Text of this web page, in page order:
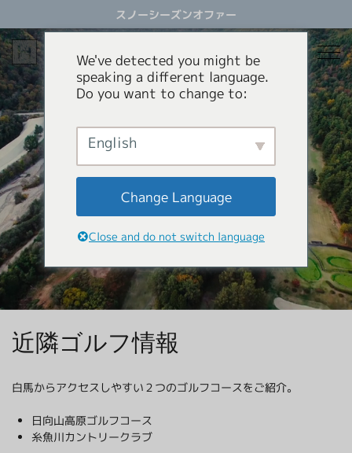
ッ
プ
す
る
スノーシーズンオファー
SNOW SEASON
宿泊
スノーシーズン
ホテル
貸別荘
アパートメントホテル
レストラン
アクティビティ
スノーシーズン
パラグライダー
岩岳スウィング
クロスカントリースキー
温泉
もっと見る
オファー
コンシェルジュサービス
HHGについて
HHGについて
最新情報
近隣ゴルフ情報
白馬からアクセスしやすい２つのゴルフコースをご紹介。
日向山高原ゴルフコース
糸魚川カントリークラブ
We've detected you might be
speaking a different language.
Do you want to change to:
English
Change Language
Close and do not switch language